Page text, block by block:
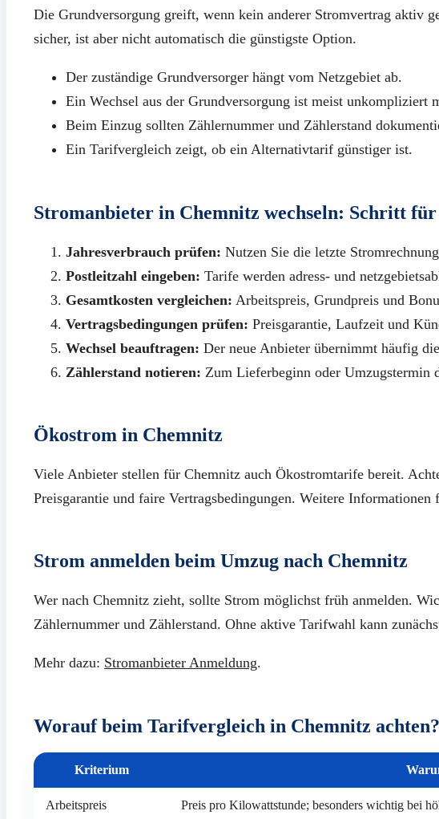
Die Grundversorgung greift, wenn kein anderer Stromvertrag aktiv
sicher, ist aber nicht automatisch die günstigste Option.
Der zuständige Grundversorger hängt vom Netzgebiet ab.
Ein Wechsel aus der Grundversorgung ist meist unkompliziert
Beim Einzug sollten Zählernummer und Zählerstand
Ein Tarifvergleich zeigt, ob ein Alternativtarif günstiger ist.
Stromanbieter in Chemnitz wechseln: Schritt
Jahresverbrauch prüfen: Nutzen Sie die letzte
Postleitzahl eingeben: Tarife werden adress- und
Gesamtkosten vergleichen: Arbeitspreis, Grundpreis und
Vertragsbedingungen prüfen: Preisgarantie, Laufzeit und
Wechsel beauftragen: Der neue Anbieter übernimmt häufig
Zählerstand notieren: Zum Lieferbeginn oder Umzugstermin
Ökostrom in Chemnitz
Viele Anbieter stellen für Chemnitz auch Ökostromtarife bereit.
Preisgarantie und faire Vertragsbedingungen. Weitere Informationen
Strom anmelden beim Umzug nach Chemnitz
Wer nach Chemnitz zieht, sollte Strom möglichst früh anmelden.
Zählernummer und Zählerstand. Ohne aktive Tarifwahl kann
Mehr dazu: Stromanbieter Anmeldung.
Worauf beim Tarifvergleich in Chemnitz achten?
Kriterium
Arbeitspreis Preis pro Kilowattstunde; besonders wichtig bei